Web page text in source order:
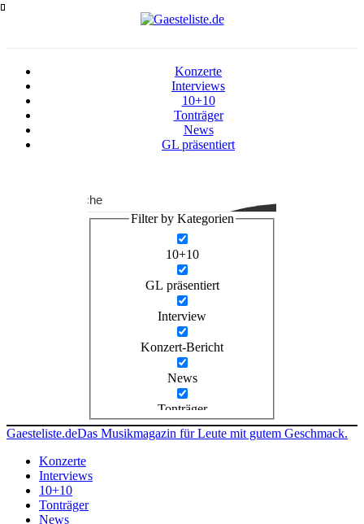
Konzerte
Interviews
10+10
Tonträger
News
GL präsentiert
Suche
Filter by Kategorien
10+10
GL präsentiert
Interview
Konzert-Bericht
News
Tonträger
Gaesteliste.deDas Musikmagazin für Leute mit gutem Geschmack.
Konzerte
Interviews
10+10
Tonträger
News